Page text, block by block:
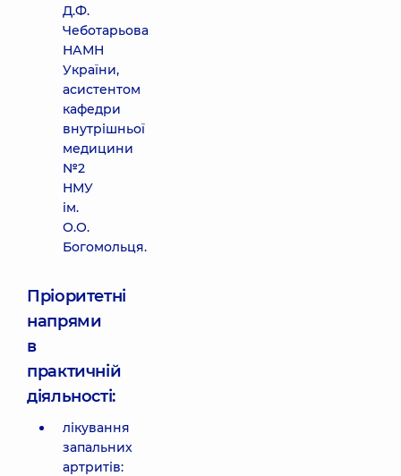
Д.Ф.
Чеботарьова
НАМН
України,
асистентом
кафедри
внутрішньої
медицини
№2
НМУ
ім.
О.О.
Богомольця.
Пріоритетні
напрями
в
практичній
діяльності:
лікування
запальних
артритів: